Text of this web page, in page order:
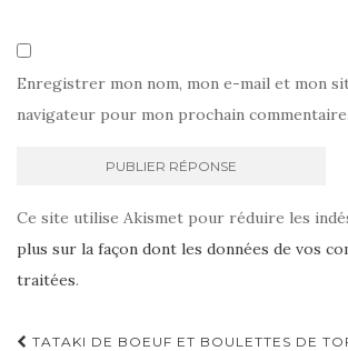
Enregistrer mon nom, mon e-mail et mon
navigateur pour mon prochain commentaire.
Ce site utilise Akismet pour réduire les
plus sur la façon dont les données de vos
traitées.
TATAKI DE BOEUF ET BOULETTES DE